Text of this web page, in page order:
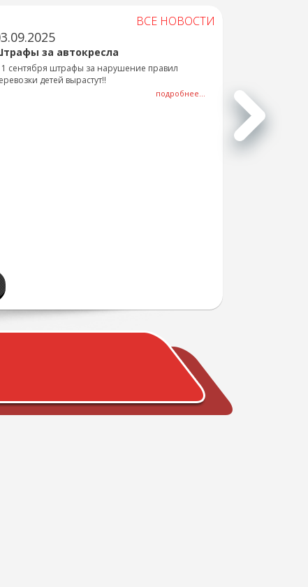
ВСЕ НОВОСТИ
за автокресла
1 сентября штрафы за нарушение правил
детей вырастут!!
подробнее...